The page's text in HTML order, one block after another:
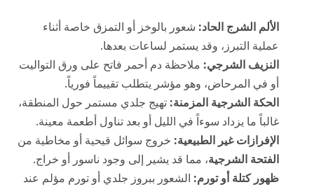
الألم الشرج الحاد: شعور بالوخز أو التمزق خاصة أثناء
عملية التبرز، وقد يستمر لساعات بعدها.
النزيف الشرجي: ملاحظة دم أحمر فاتح على ورق التواليت
أو في المرحاض، وهو مؤشر يتطلب تقييماً فورياً.
الحكة الشرجية المزمنة: تهيج جلدي مستمر حول المنطقة،
غالباً ما يزداد سوءاً في الليل أو بعد تناول أطعمة معينة.
الإفرازات غير الطبيعية: خروج سوائل قيحية أو مخاطية من
الفتحة الشرجية، مما قد يشير إلى وجود ناسور أو خراج.
ظهور كتلة أو تورم: الشعور ببروز جلدي أو تورم مؤلم عند